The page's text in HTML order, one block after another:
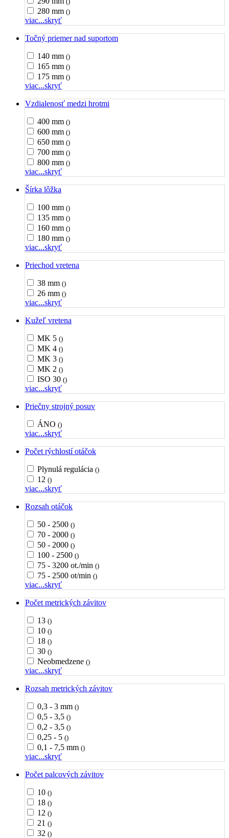
280 mm ()
viac...skryť
Točný priemer nad suportom
140 mm ()
165 mm ()
175 mm ()
viac...skryť
Vzdialenosť medzi hrotmi
400 mm ()
600 mm ()
650 mm ()
700 mm ()
800 mm ()
viac...skryť
Šírka lôžka
100 mm ()
135 mm ()
160 mm ()
180 mm ()
viac...skryť
Priechod vretena
38 mm ()
26 mm ()
viac...skryť
Kužeľ vretena
MK 5 ()
MK 4 ()
MK 3 ()
MK 2 ()
ISO 30 ()
viac...skryť
Priečny strojný posuv
ÁNO ()
viac...skryť
Počet rýchlostí otáčok
Plynulá regulácia ()
12 ()
viac...skryť
Rozsah otáčok
50 - 2500 ()
70 - 2000 ()
50 - 2000 ()
100 - 2500 ()
75 - 3200 ot./min ()
75 - 2500 ot/min ()
viac...skryť
Počet metrických závitov
13 ()
10 ()
18 ()
30 ()
Neobmedzene ()
viac...skryť
Rozsah metrických závitov
0,3 - 3 mm ()
0,5 - 3,5 ()
0,2 - 3,5 ()
0,25 - 5 ()
0,1 - 7,5 mm ()
viac...skryť
Počet palcových závitov
10 ()
18 ()
12 ()
21 ()
32 ()